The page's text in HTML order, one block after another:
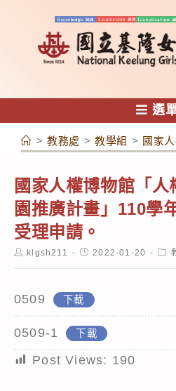
容
選
> 教務處 > 教學組 > 國家
國家人權博物館「
園推廣計畫」110學
受理申請。
Postklgsh211
Post2022-01-20
0509 下載
0509-1 下載
Post Views: 190